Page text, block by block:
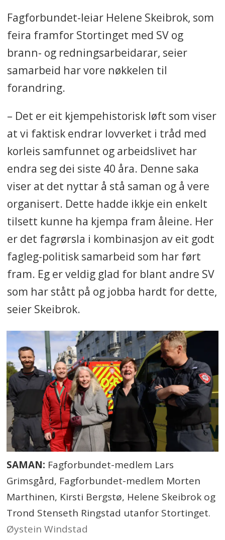
Fagforbundet-leiar Helene Skeibrok, som
feira framfor Stortinget med SV og
brann- og redningsarbeidarar, seier
samarbeid har vore nøkkelen til
forandring.
– Det er eit kjempehistorisk løft som viser
at vi faktisk endrar lovverket i tråd med
korleis samfunnet og arbeidslivet har
endra seg dei siste 40 åra. Denne saka
viser at det nyttar å stå saman og å vere
organisert. Dette hadde ikkje ein enkelt
tilsett kunne ha kjempa fram åleine. Her
er det fagrørsla i kombinasjon av eit godt
fagleg-politisk samarbeid som har ført
fram. Eg er veldig glad for blant andre SV
som har stått på og jobba hardt for dette,
seier Skeibrok.
SAMAN: Fagforbundet-medlem Lars
Grimsgård, Fagforbundet-medlem Morten
Marthinen, Kirsti Bergstø, Helene Skeibrok og
Trond Stenseth Ringstad utanfor Stortinget.
Øystein Windstad